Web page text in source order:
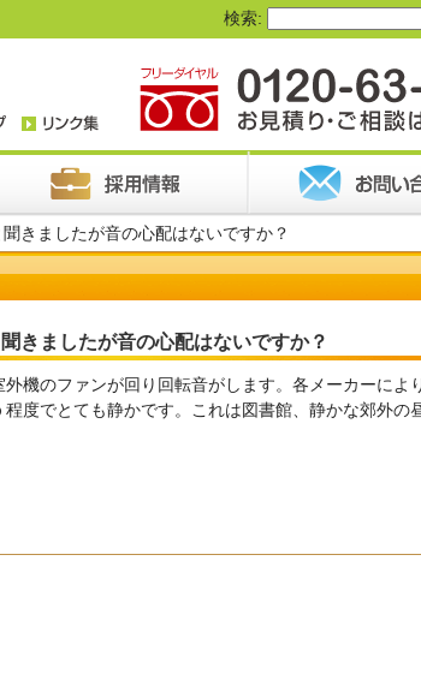
検索:
きましたが音の心配はないですか？
きましたが音の心配はないですか？
機のファンが回り回転音がします。各メーカーによ
度でとても静かです。これは図書館、静かな郊外の